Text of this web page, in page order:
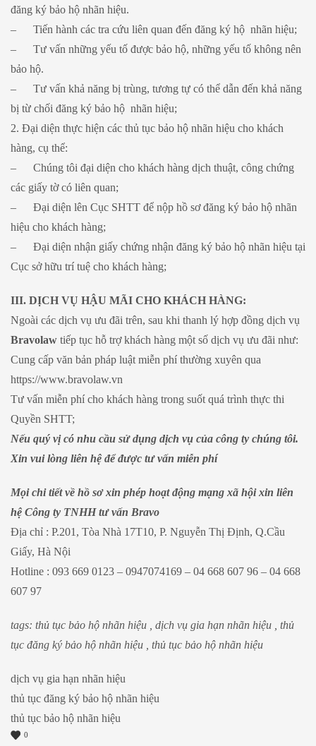
đăng ký bảo hộ nhãn hiệu.
– Tiến hành các tra cứu liên quan đến đăng ký hộ nhãn hiệu;
– Tư vấn những yếu tố được bảo hộ, những yếu tố không nên
bảo hộ.
– Tư vấn khả năng bị trùng, tương tự có thể dẫn đến khả năng
bị từ chối đăng ký bảo hộ nhãn hiệu;
2. Đại diện thực hiện các thủ tục bảo hộ nhãn hiệu cho khách
hàng, cụ thể:
– Chúng tôi đại diện cho khách hàng dịch thuật, công chứng
các giấy tờ có liên quan;
– Đại diện lên Cục SHTT để nộp hồ sơ đăng ký bảo hộ nhãn
hiệu cho khách hàng;
– Đại diện nhận giấy chứng nhận đăng ký bảo hộ nhãn hiệu tại
Cục sở hữu trí tuệ cho khách hàng;
III. DỊCH VỤ HẬU MÃI CHO KHÁCH HÀNG:
Ngoài các dịch vụ ưu đãi trên, sau khi thanh lý hợp đồng dịch vụ
Bravolaw tiếp tục hỗ trợ khách hàng một số dịch vụ ưu đãi như:
Cung cấp văn bản pháp luật miễn phí thường xuyên qua
https://www.bravolaw.vn
Tư vấn miễn phí cho khách hàng trong suốt quá trình thực thi
Quyền SHTT;
Nếu quý vị có nhu cầu sử dụng dịch vụ của công ty chúng tôi.
Xin vui lòng liên hệ để được tư vấn miễn phí
Mọi chi tiết về hồ sơ xin phép hoạt động mạng xã hội xin liên
hệ Công ty TNHH tư vấn Bravo
Địa chỉ : P.201, Tòa Nhà 17T10, P. Nguyễn Thị Định, Q.Cầu
Giấy, Hà Nội
Hotline : 093 669 0123 – 0947074169 – 04 668 607 96 – 04 668
607 97
tags: thủ tục bảo hộ nhãn hiệu , dịch vụ gia hạn nhãn hiệu , thủ
tục đăng ký bảo hộ nhãn hiệu , thủ tục bảo hộ nhãn hiệu
dịch vụ gia hạn nhãn hiệu
thủ tục đăng ký bảo hộ nhãn hiệu
thủ tục bảo hộ nhãn hiệu
0